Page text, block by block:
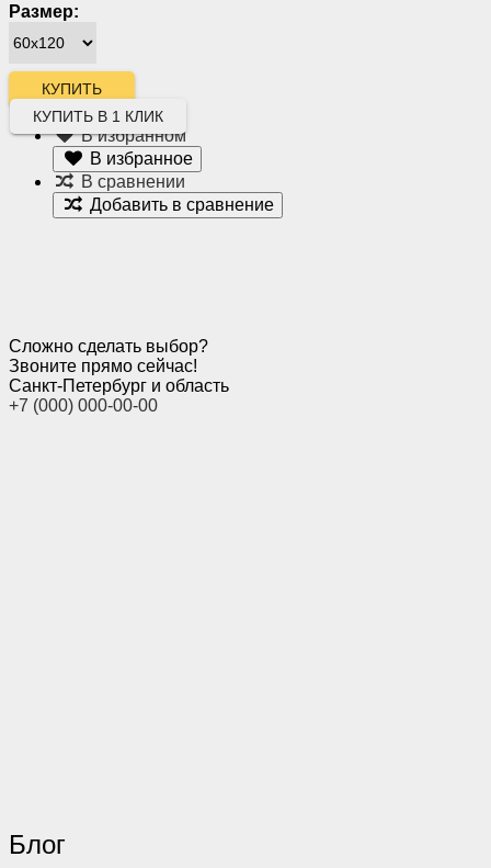
Размер:
КУПИТЬ В 1 КЛИК
В избранном
В избранное
В сравнении
Добавить в сравнение
Сложно сделать выбор?
Звоните прямо сейчас!
Санкт-Петербург и область
+7 (000) 000-00-00
Блог